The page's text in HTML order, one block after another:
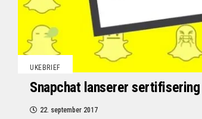
UKEBRIEF
Snapchat lanserer sertifisering
22. september 2017